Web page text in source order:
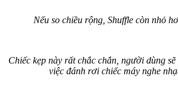
Nếu so chiều rộng, Shuffle còn nhỏ
Chiếc kẹp này rất chắc chắn, người dùng
việc đánh rơi chiếc máy nghe